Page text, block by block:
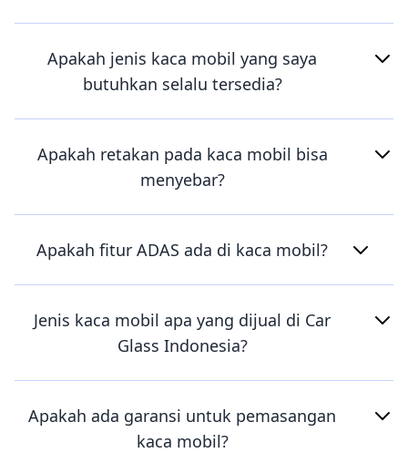
Apakah jenis kaca mobil yang saya
butuhkan selalu tersedia?
Apakah retakan pada kaca mobil bisa
menyebar?
Apakah fitur ADAS ada di kaca mobil?
Jenis kaca mobil apa yang dijual di Car
Glass Indonesia?
Apakah ada garansi untuk pemasangan
kaca mobil?